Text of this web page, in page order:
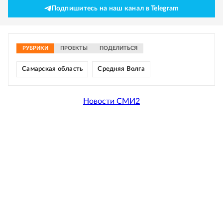
Подпишитесь на наш канал в Telegram
РУБРИКИ ПРОЕКТЫ ПОДЕЛИТЬСЯ
Самарская область Средняя Волга
Новости СМИ2